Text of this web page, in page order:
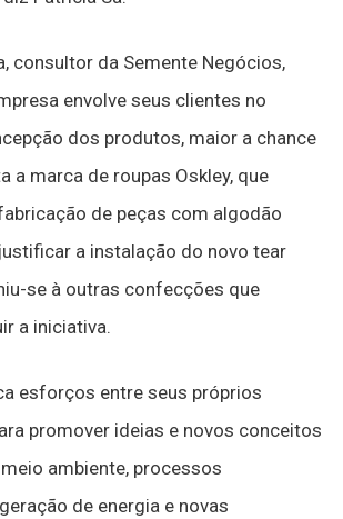
consultor da Semente Negócios,
envolve seus clientes no
dos produtos, maior a chance
a marca de roupas Oskley, que
de peças com algodão
a instalação do novo tear
se à outras confecções que
a iniciativa.
esforços entre seus próprios
promover ideias e novos conceitos
ambiente, processos
de energia e novas